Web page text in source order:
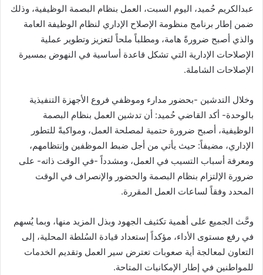
عبدالكريم حُميد، اليوم السبت، العمل بنظام البصمة الوظيفية، وذلك
ضمن إطار برنامج منظومة الإصلاح الإداري لنظام الوظيفة العامة
والذي أصبح ضرورةً هامة، ومطلباً ملحاً لتعزيز وتطوير عملية
الإصلاحات الإدارية التي تشكل قاعدة أساسية في النهوض بمسيرة
الإصلاحات الشاملة.
وخلال التدشين -بحضور مدارء وموظفي فروع الأجهزة التنفيذية
بالوحدة- أكد القاضي حُميد: أن تدشين العمل بنظام البصمة
الوظيفية، أصبح ضرورة حتمية لمصلحة العمل، ومواكبةً للتطور
الإداري، مضيفاً: حيث يأتي من أجل ضبط الموظفين وإنتظامهم،
ومعرفة أسباب التسيب في العمل، ومشدداً -في الوقت ذاته- على
ضرورة الإلتزام بنظام البصمة والحضور والإنصراف في الوقت
المحدد وفقاً لساعات العمل المقررة.
وحَّث الجميع على أهمية تكثيف الجهود وبذل المزيد منها، وبما يُسهم
في رفع مستوى الأداء، مؤكداً إستعداد قيادة السُلطة المحلية، إلى
التعاون لمعالجة أية صعوبات تعترض سير العمل وتقديم الخدمات
للمواطنين في إطار الإمكانيات المتاحة.